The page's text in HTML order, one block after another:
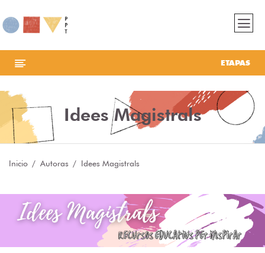
ETAPAS
Idees Magistrals
Inicio Autoras Idees Magistrals